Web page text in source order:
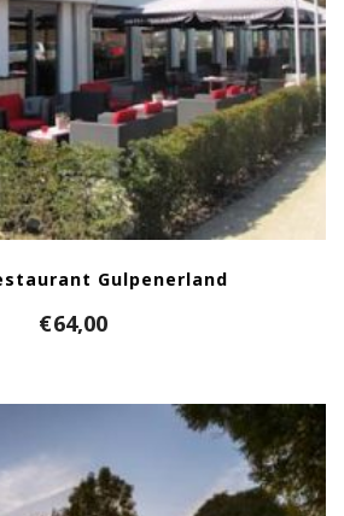
Gulpenerland
€64,00